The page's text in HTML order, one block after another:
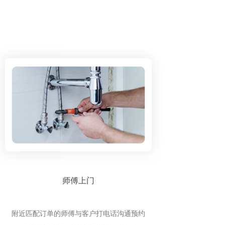
师傅上门
附近匹配订单的师傅与客户打电话沟通预约